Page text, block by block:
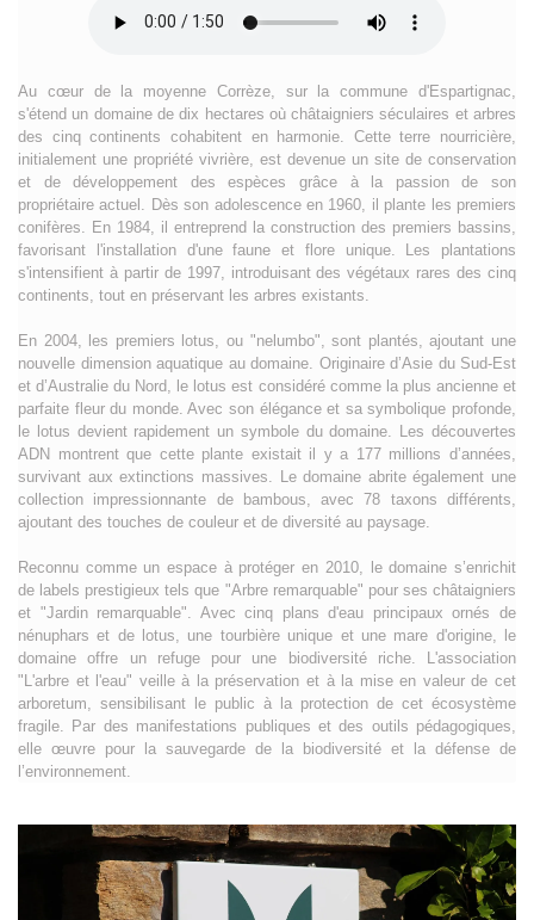
Au cœur de la moyenne Corrèze, sur la commune d'Espartignac,
s'étend un domaine de dix hectares où châtaigniers séculaires et arbres
des cinq continents cohabitent en harmonie. Cette terre nourricière,
initialement une propriété vivrière, est devenue un site de conservation
et de développement des espèces grâce à la passion de son
propriétaire actuel. Dès son adolescence en 1960, il plante les premiers
conifères. En 1984, il entreprend la construction des premiers bassins,
favorisant l'installation d'une faune et flore unique. Les plantations
s'intensifient à partir de 1997, introduisant des végétaux rares des cinq
continents, tout en préservant les arbres existants.
En 2004, les premiers lotus, ou "nelumbo", sont plantés, ajoutant une
nouvelle dimension aquatique au domaine. Originaire d’Asie du Sud-Est
et d’Australie du Nord, le lotus est considéré comme la plus ancienne et
parfaite fleur du monde. Avec son élégance et sa symbolique profonde,
le lotus devient rapidement un symbole du domaine. Les découvertes
ADN montrent que cette plante existait il y a 177 millions d’années,
survivant aux extinctions massives. Le domaine abrite également une
collection impressionnante de bambous, avec 78 taxons différents,
ajoutant des touches de couleur et de diversité au paysage.
Reconnu comme un espace à protéger en 2010, le domaine s’enrichit
de labels prestigieux tels que "Arbre remarquable" pour ses châtaigniers
et "Jardin remarquable". Avec cinq plans d'eau principaux ornés de
nénuphars et de lotus, une tourbière unique et une mare d'origine, le
domaine offre un refuge pour une biodiversité riche. L'association
"L'arbre et l'eau" veille à la préservation et à la mise en valeur de cet
arboretum, sensibilisant le public à la protection de cet écosystème
fragile. Par des manifestations publiques et des outils pédagogiques,
elle œuvre pour la sauvegarde de la biodiversité et la défense de
l’environnement.